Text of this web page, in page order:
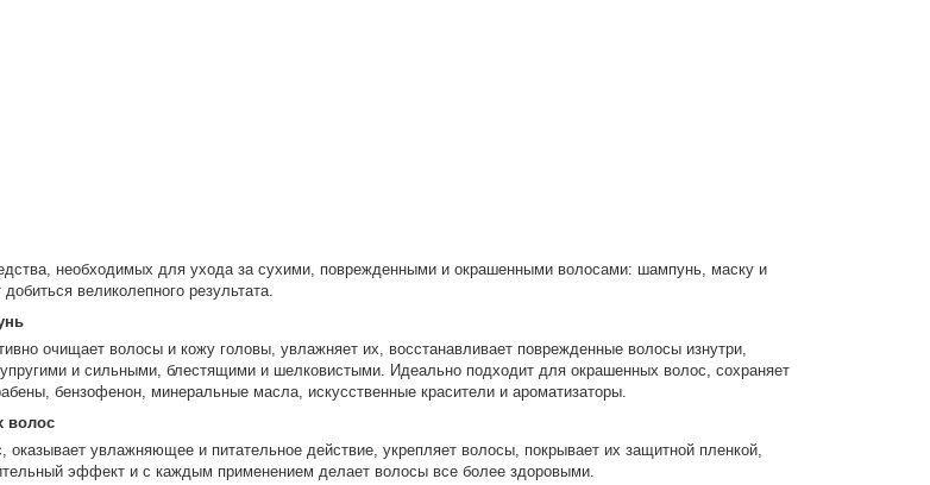
необходимых для ухода за сухими, поврежденными и окрашенными волосами: шампунь, маску и
великолепного результата.
очищает волосы и кожу головы, увлажняет их, восстанавливает поврежденные волосы изнутри,
и сильными, блестящими и шелковистыми. Идеально подходит для окрашенных волос, сохраняет
бензофенон, минеральные масла, искусственные красители и ароматизаторы.
волос
увлажняющее и питательное действие, укрепляет волосы, покрывает их защитной пленкой,
эффект и с каждым применением делает волосы все более здоровыми.